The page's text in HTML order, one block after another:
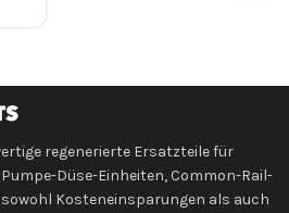
regenerierte Ersatzteile für
Düse-Einheiten, Common-Rail-
Kosteneinsparungen als auch
zu